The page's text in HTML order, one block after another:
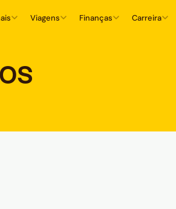
Viagens Finanças Carreira